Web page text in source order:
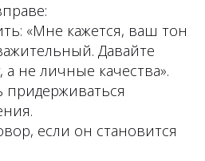
«Мне кажется, ваш тон
Давайте
а не личные качества».
придерживаться
если он становится